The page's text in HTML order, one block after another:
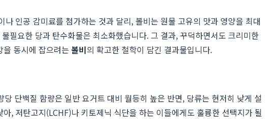
인공 감미료를 첨가하는 것과 달리, 볼비는 원물 고유의 맛과 영양을 최대
필요한 당과 탄수화물은 최소화했습니다. 그 결과, 꾸덕하면서도 크리미한
동시에 잡으려는 볼비의 확고한 철학이 담긴 결과물입니다.
단백질 함량은 일반 요거트 대비 월등히 높은 반면, 당류는 현저히 낮게 설
, 저탄고지(LCHF)나 키토제닉 식단을 하는 이들에게도 훌륭한 선택지가 될